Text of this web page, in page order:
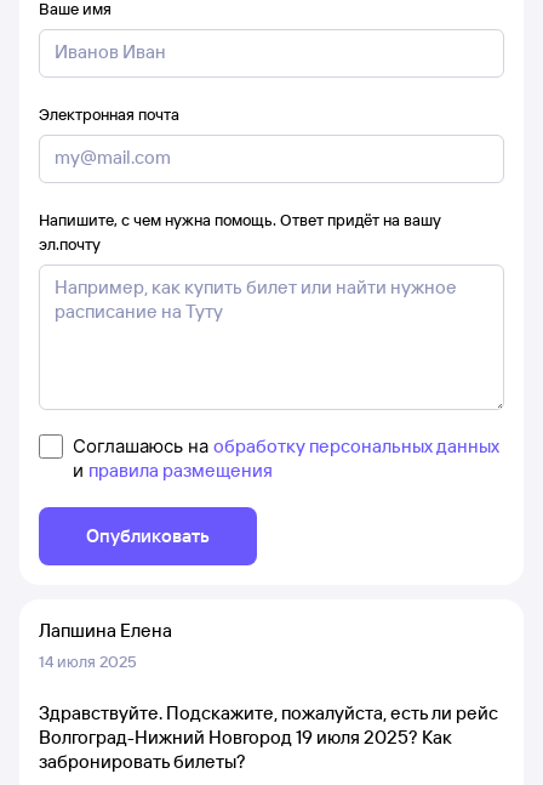
Ваше имя
Электронная почта
Напишите, с чем нужна помощь. Ответ придёт на вашу
эл.почту
Соглашаюсь на обработку персональных данных
и правила размещения
Опубликовать
Лапшина Елена
14 июля 2025
Здравствуйте. Подскажите, пожалуйста, есть ли рейс
Волгоград-Нижний Новгород 19 июля 2025? Как
забронировать билеты?